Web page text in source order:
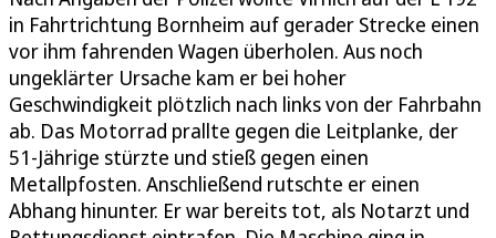
in Fahrtrichtung Bornheim auf gerader Strecke einen
vor ihm fahrenden Wagen überholen. Aus noch
ungeklärter Ursache kam er bei hoher
Geschwindigkeit plötzlich nach links von der Fahrbahn
ab. Das Motorrad prallte gegen die Leitplanke, der
51-Jährige stürzte und stieß gegen einen
Metallpfosten. Anschließend rutschte er einen
Abhang hinunter. Er war bereits tot, als Notarzt und